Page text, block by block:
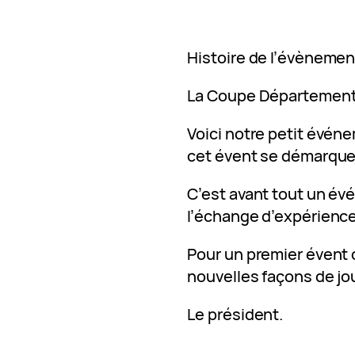
Histoire de
La Coupe
Voici notre petit
cet évent se
C’est avant tout un
l’échange
Pour un premier évent
nouvelles façons de
Le président.